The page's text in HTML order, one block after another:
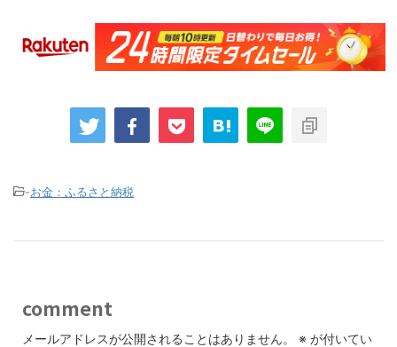
-お金：ふるさと納税
comment
メールアドレスが公開されることはありません。 ※ が付いてい